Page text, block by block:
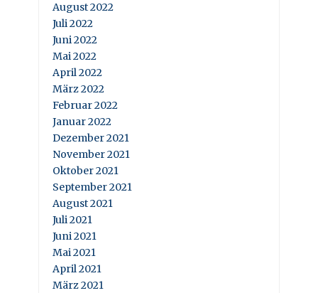
August 2022
Juli 2022
Juni 2022
Mai 2022
April 2022
März 2022
Februar 2022
Januar 2022
Dezember 2021
November 2021
Oktober 2021
September 2021
August 2021
Juli 2021
Juni 2021
Mai 2021
April 2021
März 2021